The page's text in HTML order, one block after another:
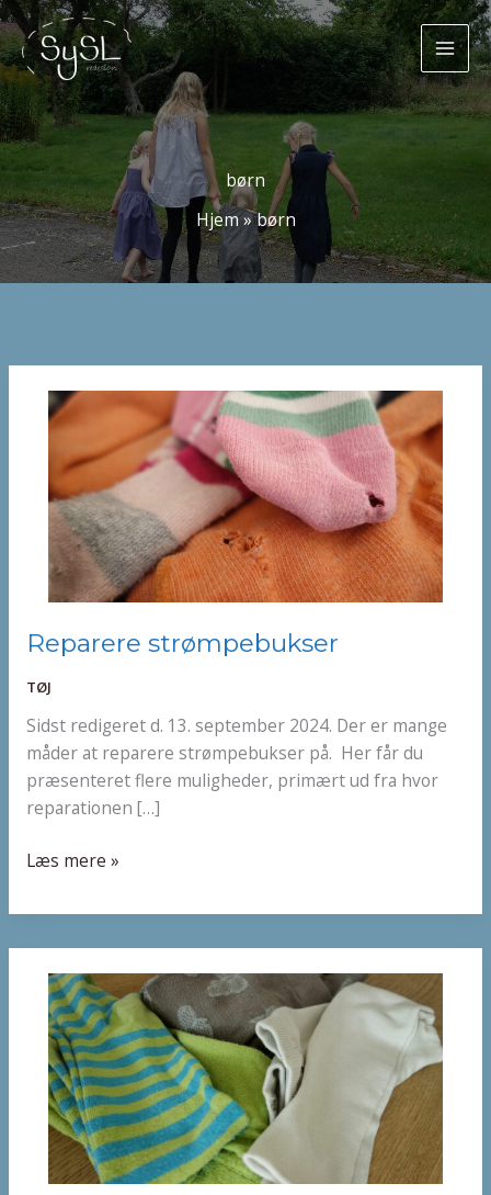
Gå
til
indholdet
børn
Hjem»børn
Reparere strømpebukser
TØJ
Sidst redigeret d. 13. september 2024. Der er mange
måder at reparere strømpebukser på. Her får du
præsenteret flere muligheder, primært ud fra hvor
reparationen […]
Reparere
Læs mere »